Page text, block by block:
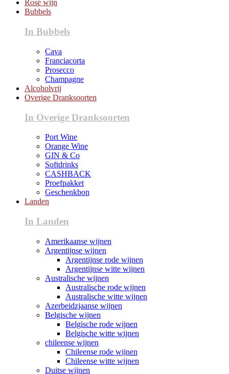
Rosé wijn
Bubbels
In Bubbels
Cava
Franciacorta
Prosecco
Champagne
Alcoholvrij
Overige Dranksoorten
In Overige Dranksoorten
Port Wine
Orange Wine
GIN & Co
Softdrinks
CASHBACK
Proefpakket
Geschenkbon
Landen
In Landen
Amerikaanse wijnen
Argentijnse wijnen
Argentijnse rode wijnen
Argentijnse witte wijnen
Australische wijnen
Australische rode wijnen
Australische witte wijnen
Azerbeidzjaanse wijnen
Belgische wijnen
Belgische rode wijnen
Belgische witte wijnen
chileense wijnen
Chileense rode wijnen
Chileense witte wijnen
Duitse wijnen